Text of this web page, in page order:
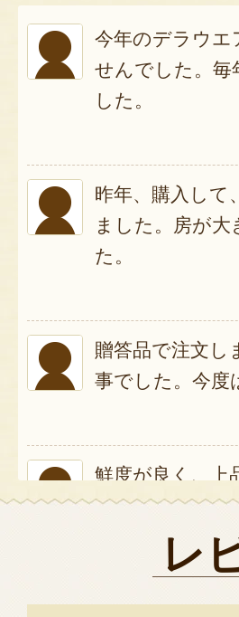
今年のデラウエ
せんでした。毎
した。
昨年、購入して
ました。房が
た。
贈答品で注文し
事でした。今度
鮮度が良く、上
レ